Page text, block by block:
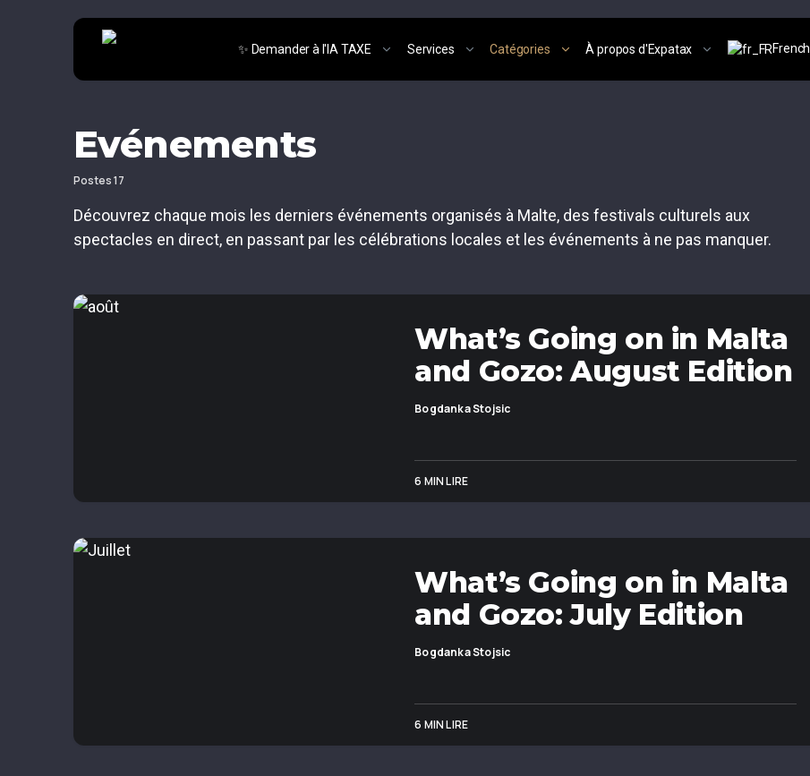
✨ Demander à l'IA TAXE Services Catégories À propos d'Expatax French
Evénements
Postes 17
Découvrez chaque mois les derniers événements organisés à Malte, des festivals culturels aux
spectacles en direct, en passant par les célébrations locales et les événements à ne pas manquer.
What’s Going on in Malta
and Gozo: August Edition
Bogdanka Stojsic
6 MIN LIRE
What’s Going on in Malta
and Gozo: July Edition
Bogdanka Stojsic
6 MIN LIRE